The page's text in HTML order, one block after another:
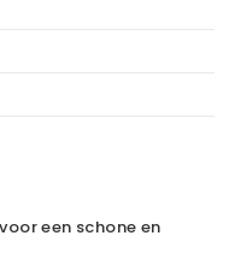
een schone en